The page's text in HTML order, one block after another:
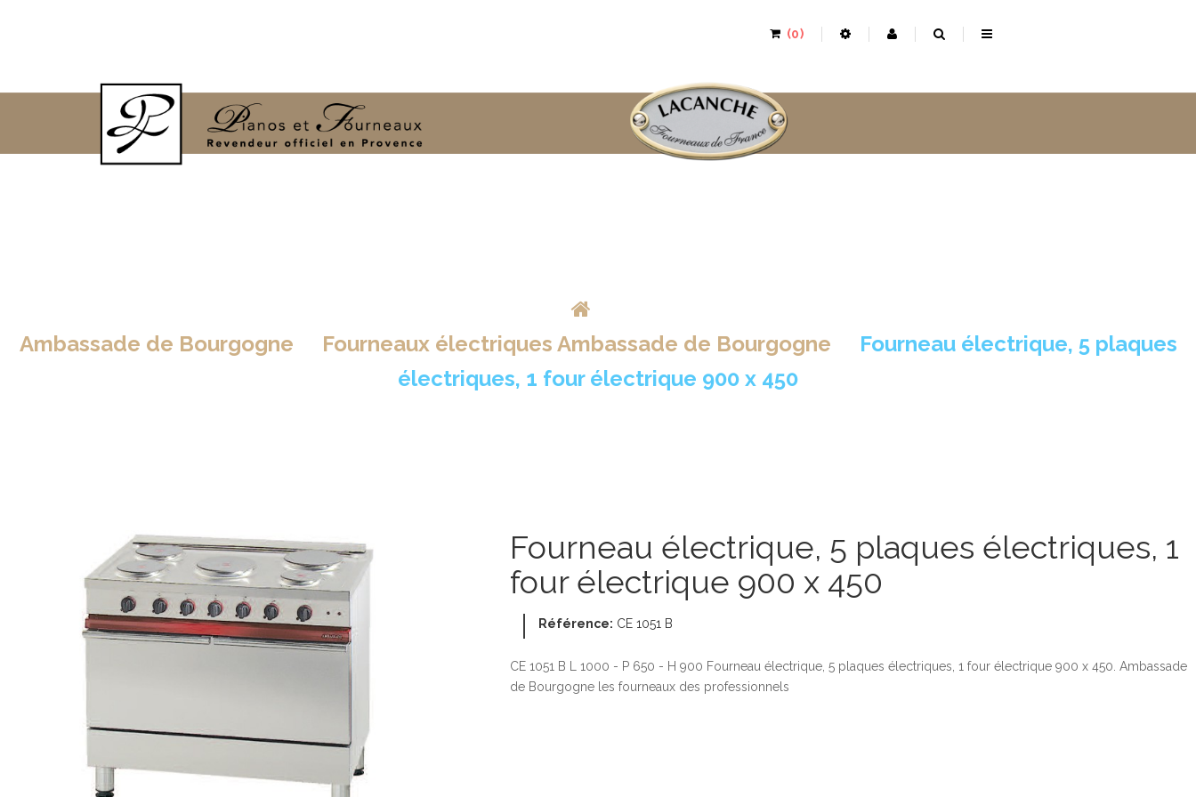
0
Ambassade de Bourgogne
Fourneaux électriques Ambassade de Bourgogne
Fourneau électrique, 5 plaques
électriques, 1 four électrique 900 x 450
Fourneau électrique, 5 plaques électriques, 1
four électrique 900 x 450
Référence: CE 1051 B
CE 1051 B L 1000 - P 650 - H 900 Fourneau électrique, 5 plaques électriques, 1 four électrique 900 x 450. Ambassade
de Bourgogne les fourneaux des professionnels